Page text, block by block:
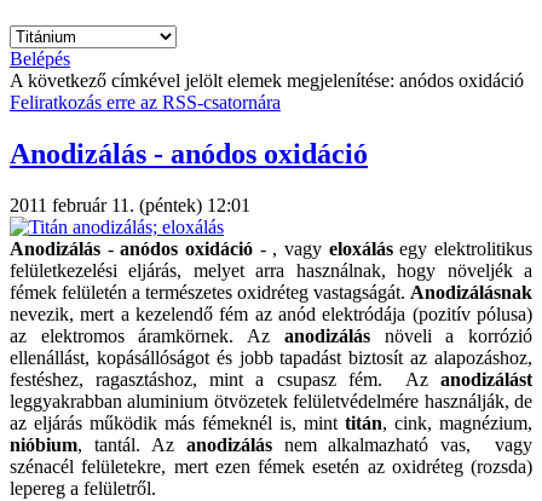
Belépés
A következő címkével jelölt elemek megjelenítése: anódos oxidáció
Feliratkozás erre az RSS-csatornára
Anodizálás - anódos oxidáció
2011 február 11. (péntek) 12:01
Anodizálás -anódos oxidáció - , vagy eloxálásegy elektrolitikus
felületkezelési eljárás, melyet arra használnak, hogy növeljék a
fémek felületén a természetes oxidréteg vastagságát. Anodizálásnak
nevezik, mert a kezelendő fém az anód elektródája (pozitív pólusa)
az elektromos áramkörnek. Az anodizálásnöveli a korrózió
ellenállást, kopásállóságot és jobb tapadást biztosít az alapozáshoz,
festéshez, ragasztáshoz, mint a csupasz fém. Az anodizálást
leggyakrabban aluminium ötvözetek felületvédelmére használják, de
az eljárás működik más fémeknél is, mint titán, cink, magnézium,
nióbium, tantál. Az anodizálásnem alkalmazható vas, vagy
szénacél felületekre, mert ezen fémek esetén az oxidréteg (rozsda)
lepereg a felületről.